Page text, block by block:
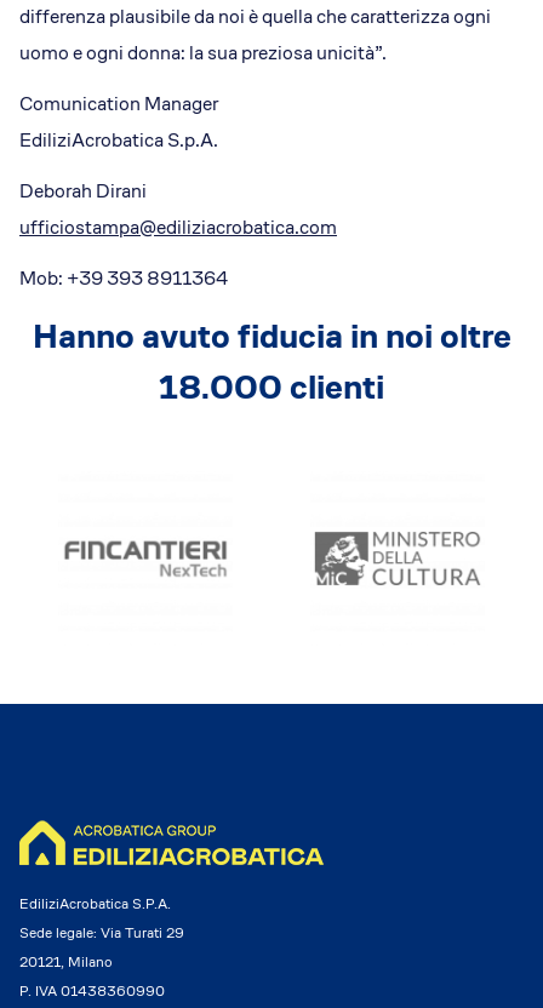
differenza plausibile da noi è quella che caratterizza ogni
uomo e ogni donna: la sua preziosa unicità”.
Comunication Manager
EdiliziAcrobatica S.p.A.
Deborah Dirani
ufficiostampa@ediliziacrobatica.com
Mob: +39 393 8911364
Hanno avuto fiducia in noi oltre
18.000 clienti
EdiliziAcrobatica S.P.A.
Sede legale: Via Turati 29
20121, Milano
P. IVA 01438360990